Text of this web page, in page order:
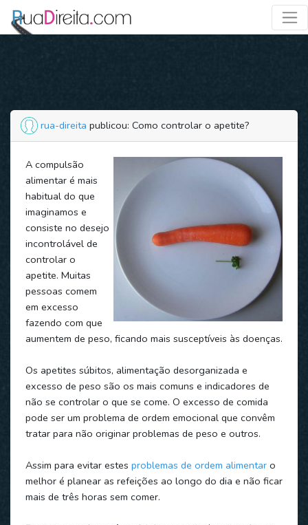
rua-direita publicou: Como controlar o apetite?
A compulsão
alimentar é mais
habitual do que
imaginamos e
consiste no desejo
incontrolável de
controlar o
apetite. Muitas
pessoas comem
em excesso
fazendo com que
aumentem de peso, ficando mais susceptíveis às doenças.
Os apetites súbitos, alimentação desorganizada e
excesso de peso são os mais comuns e indicadores de
não se controlar o que se come. O excesso de comida
pode ser um problema de ordem emocional que convêm
tratar para não originar problemas de peso e outros.
Assim para evitar estes problemas de ordem alimentaro
melhor é planear as refeições ao longo do dia e não ficar
mais de três horas sem comer.